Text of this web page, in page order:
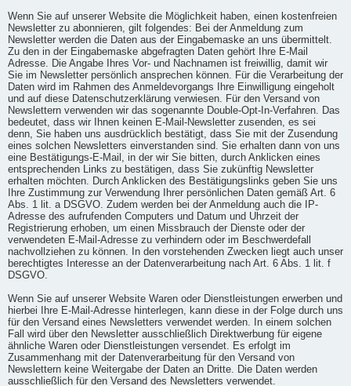
Wenn Sie auf unserer Website die Möglichkeit haben, einen kostenfreien
Newsletter zu abonnieren, gilt folgendes: Bei der Anmeldung zum
Newsletter werden die Daten aus der Eingabemaske an uns übermittelt.
Zu den in der Eingabemaske abgefragten Daten gehört Ihre E-Mail
Adresse. Die Angabe Ihres Vor- und Nachnamen ist freiwillig, damit wir
Sie im Newsletter persönlich ansprechen können. Für die Verarbeitung der
Daten wird im Rahmen des Anmeldevorgangs Ihre Einwilligung eingeholt
und auf diese Datenschutzerklärung verwiesen. Für den Versand von
Newslettern verwenden wir das sogenannte Double-Opt-In-Verfahren. Das
bedeutet, dass wir Ihnen keinen E-Mail-Newsletter zusenden, es sei
denn, Sie haben uns ausdrücklich bestätigt, dass Sie mit der Zusendung
eines solchen Newsletters einverstanden sind. Sie erhalten dann von uns
eine Bestätigungs-E-Mail, in der wir Sie bitten, durch Anklicken eines
entsprechenden Links zu bestätigen, dass Sie zukünftig Newsletter
erhalten möchten. Durch Anklicken des Bestätigungslinks geben Sie uns
Ihre Zustimmung zur Verwendung Ihrer persönlichen Daten gemäß Art. 6
Abs. 1 lit. a DSGVO. Zudem werden bei der Anmeldung auch die IP-
Adresse des aufrufenden Computers und Datum und Uhrzeit der
Registrierung erhoben, um einen Missbrauch der Dienste oder der
verwendeten E-Mail-Adresse zu verhindern oder im Beschwerdefall
nachvollziehen zu können. In den vorstehenden Zwecken liegt auch unser
berechtigtes Interesse an der Datenverarbeitung nach Art. 6 Abs. 1 lit. f
DSGVO.
Wenn Sie auf unserer Website Waren oder Dienstleistungen erwerben und
hierbei Ihre E-Mail-Adresse hinterlegen, kann diese in der Folge durch uns
für den Versand eines Newsletters verwendet werden. In einem solchen
Fall wird über den Newsletter ausschließlich Direktwerbung für eigene
ähnliche Waren oder Dienstleistungen versendet. Es erfolgt im
Zusammenhang mit der Datenverarbeitung für den Versand von
Newslettern keine Weitergabe der Daten an Dritte. Die Daten werden
ausschließlich für den Versand des Newsletters verwendet.